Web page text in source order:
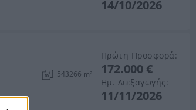
14/10/2026
543266 m²
Πρώτη Προσφορά:
172.000 €
Ημ. Διεξαγωγής:
11/11/2026